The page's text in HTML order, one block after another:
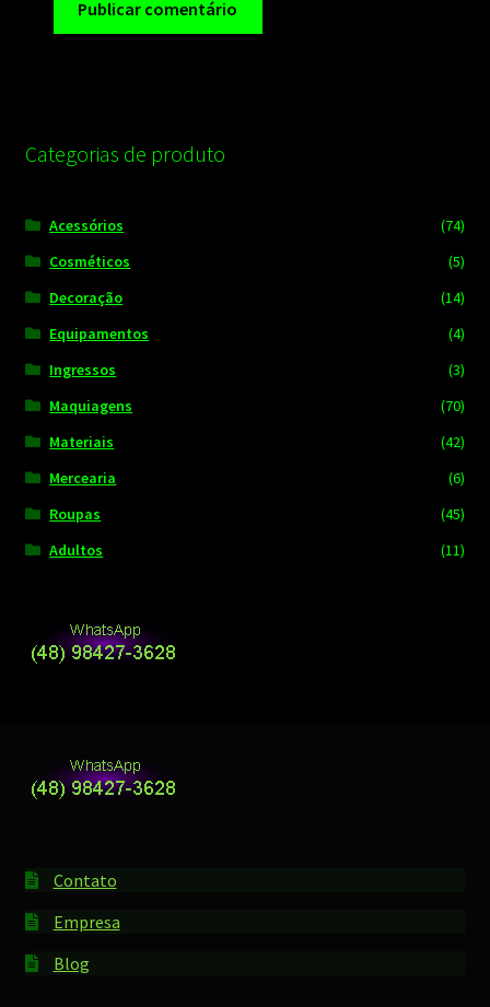
Categorias de produto
Acessórios
(74)
Cosméticos
(5)
Decoração
(14)
Equipamentos
(4)
Ingressos
(3)
Maquiagens
(70)
Materiais
(42)
Mercearia
(6)
Roupas
(45)
Adultos
(11)
Contato
Empresa
Blog